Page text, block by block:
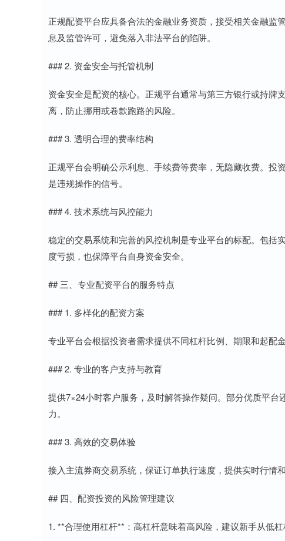
正规配资平台应具备合法的金融业务资质，接受相关金融
息及监管许可，避免落入非法平台的陷阱。
### 2. 资金安全与托管机制
资金安全是配资的核心。正规平台通常与第三方银行或持
离，防止挪用或卷款跑路的风险。
### 3. 透明合理的费率结构
正规平台会明确公示利息、手续费等费率，无隐藏收费。投
是违规操作的信号。
### 4. 技术系统与风控能力
稳定的交易系统和完善的风控机制是专业平台的标配。包括
度亏损，也保障平台自身资金安全。
## 三、专业配资平台的服务特点
### 1. 多样化的配资方案
专业平台会根据投资者需求提供不同杠杆比例、期限和起配
### 2. 专业的客户支持与教育
提供7×24小时客户服务，及时解答操作疑问。部分优质平
力。
### 3. 高效的交易体验
接入主流券商交易系统，保证订单执行速度，提供实时行情
## 四、配资投资的风险管理建议
1. **合理使用杠杆**：高杠杆意味着高风险，建议新手从低杠